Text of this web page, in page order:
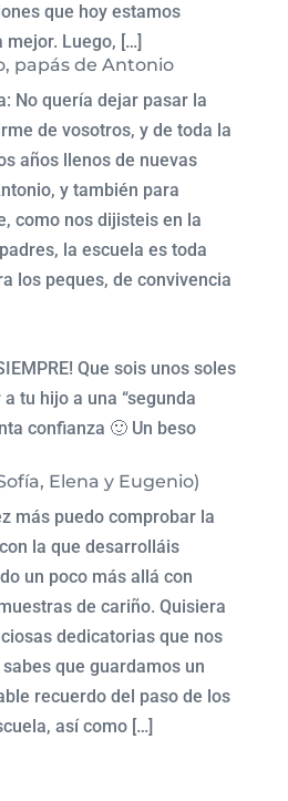
que hoy estamos
Luego, […]
papás de Antonio
No quería dejar pasar la
de vosotros, y de toda la
años llenos de nuevas
y también para
como nos dijisteis en la
la escuela es toda
los peques, de convivencia
Que sois unos soles
tu hijo a una “segunda
confianza 🙂 Un beso
Elena y Eugenio)
más puedo comprobar la
la que desarrolláis
un poco más allá con
de cariño. Quisiera
dedicatorias que nos
que guardamos un
recuerdo del paso de los
así como […]